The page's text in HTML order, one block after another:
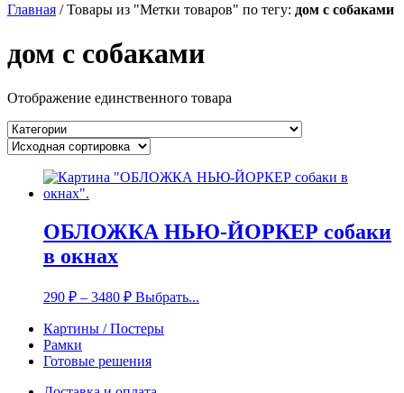
Главная /Товары из "Метки товаров" по тегу: дом с собаками
дом с собаками
Отображение единственного товара
ОБЛОЖКА НЬЮ-ЙОРКЕР собаки
в окнах
290 ₽ – 3480 ₽ Выбрать...
Картины / Постеры
Рамки
Готовые решения